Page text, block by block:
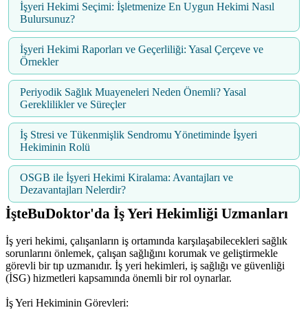
İşyeri Hekimi Seçimi: İşletmenize En Uygun Hekimi Nasıl
Bulursunuz?
İşyeri Hekimi Raporları ve Geçerliliği: Yasal Çerçeve ve
Örnekler
Periyodik Sağlık Muayeneleri Neden Önemli? Yasal
Gereklilikler ve Süreçler
İş Stresi ve Tükenmişlik Sendromu Yönetiminde İşyeri
Hekiminin Rolü
OSGB ile İşyeri Hekimi Kiralama: Avantajları ve
Dezavantajları Nelerdir?
İşteBuDoktor'da İş Yeri Hekimliği Uzmanları
İş yeri hekimi, çalışanların iş ortamında karşılaşabilecekleri sağlık
sorunlarını önlemek, çalışan sağlığını korumak ve geliştirmekle
görevli bir tıp uzmanıdır. İş yeri hekimleri, iş sağlığı ve güvenliği
(İSG) hizmetleri kapsamında önemli bir rol oynarlar.
İş Yeri Hekiminin Görevleri: